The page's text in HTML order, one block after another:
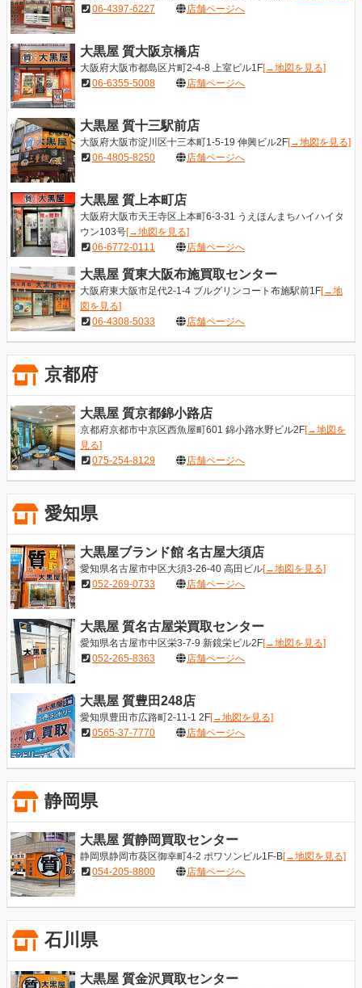
06-4397-6227
店舗ページへ
大黒屋 質大阪京橋店
大阪府大阪市都島区片町2-4-8 上室ビル1F[→地図を見る]
06-6355-5008
店舗ページへ
大黒屋 質十三駅前店
大阪府大阪市淀川区十三本町1-5-19 伸興ビル2F[→地図を見る]
06-4805-8250
店舗ページへ
大黒屋 質上本町店
大阪府大阪市天王寺区上本町6-3-31 うえほんまちハイハイタ
ウン103号[→地図を見る]
06-6772-0111
店舗ページへ
大黒屋 質東大阪布施買取センター
大阪府東大阪市足代2-1-4 ブルグリンコート布施駅前1F[→地
図を見る]
06-4308-5033
店舗ページへ
京都府
大黒屋 質京都錦小路店
京都府京都市中京区西魚屋町601 錦小路水野ビル2F[→地図を
見る]
075-254-8129
店舗ページへ
愛知県
大黒屋ブランド館 名古屋大須店
愛知県名古屋市中区大須3-26-40 高田ビル[→地図を見る]
052-269-0733
店舗ページへ
大黒屋 質名古屋栄買取センター
愛知県名古屋市中区栄3-7-9 新鏡栄ビル2F[→地図を見る]
052-265-8363
店舗ページへ
大黒屋 質豊田248店
愛知県豊田市広路町2-11-1 2F[→地図を見る]
0565-37-7770
店舗ページへ
静岡県
大黒屋 質静岡買取センター
静岡県静岡市葵区御幸町4-2 ポワソンビル1F-B[→地図を見る]
054-205-8800
店舗ページへ
石川県
大黒屋 質金沢買取センター